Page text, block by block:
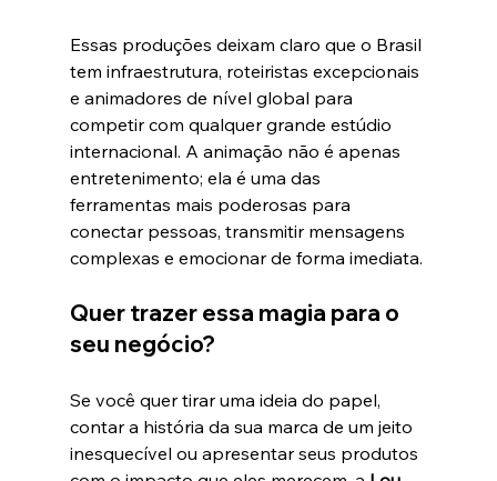
Essas produções deixam claro que o Brasil
tem infraestrutura, roteiristas excepcionais
e animadores de nível global para
competir com qualquer grande estúdio
internacional. A animação não é apenas
entretenimento; ela é uma das
ferramentas mais poderosas para
conectar pessoas, transmitir mensagens
complexas e emocionar de forma imediata.
Quer trazer essa magia para o
seu negócio?
Se você quer tirar uma ideia do papel,
contar a história da sua marca de um jeito
inesquecível ou apresentar seus produtos